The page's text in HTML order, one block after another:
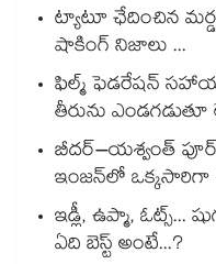
ట్యాటూ ఛేదించిన
షాకింగ్ నిజాలు ...
ఫిల్మ్ ఫెడరేషన్
తీరును
బీదర్–యశ్వంత్ పూర్
ఇంజన్‎లో ఒక్కసారిగా
ఇడ్లీ, ఉప్మా, ఓట్స్...
ఏది బెస్ట్ అంటే...?